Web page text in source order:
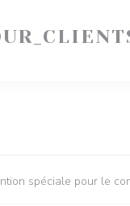
spéciale pour le